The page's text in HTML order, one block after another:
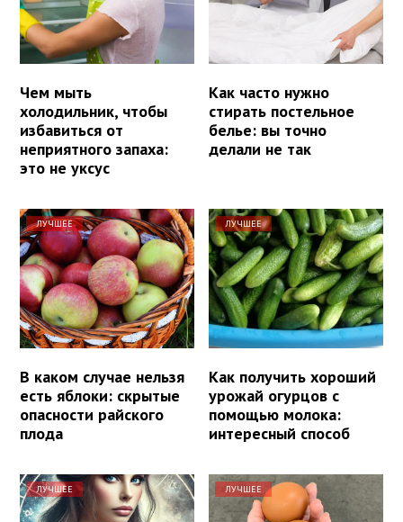
Чем мыть
холодильник, чтобы
избавиться от
неприятного запаха:
это не уксус
Как часто нужно
стирать постельное
белье: вы точно
делали не так
ЛУЧШЕЕ
В каком случае нельзя
есть яблоки: скрытые
опасности райского
плода
ЛУЧШЕЕ
Как получить хороший
урожай огурцов с
помощью молока:
интересный способ
ЛУЧШЕЕ ЛУЧШЕЕ